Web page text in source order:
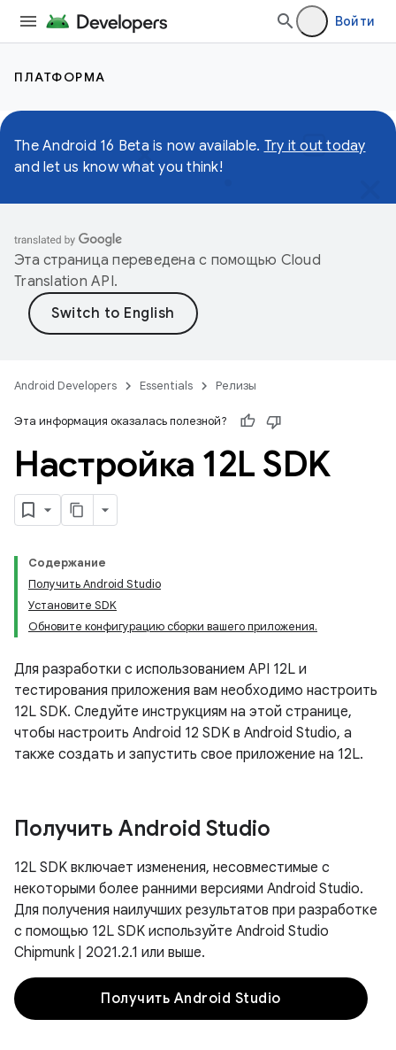
Войти
ПЛАТФОРМА
The Android 16 Beta is now available. Try it out today
and let us know what you think!
Эта страница переведена с помощью Cloud
Translation API.
Android Developers Essentials Релизы
Эта информация оказалась полезной?
Настройка 12L SDK
Содержание
Получить Android Studio
Установите SDK
Обновите конфигурацию сборки вашего приложения.
Для разработки с использованием API 12L и
тестирования приложения вам необходимо настроить
12L SDK. Следуйте инструкциям на этой странице,
чтобы настроить Android 12 SDK в Android Studio, а
также создать и запустить свое приложение на 12L.
Получить Android Studio
12L SDK включает изменения, несовместимые с
некоторыми более ранними версиями Android Studio.
Для получения наилучших результатов при разработке
с помощью 12L SDK используйте Android Studio
Chipmunk | 2021.2.1 или выше.
Получить Android Studio